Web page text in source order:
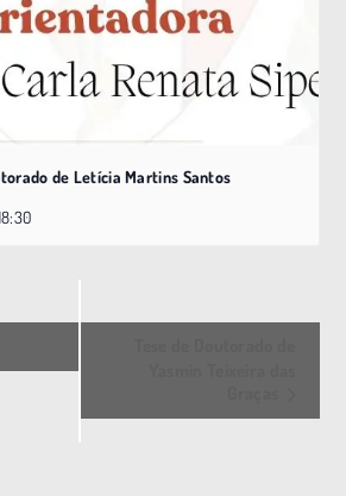
de Letícia Martins Santos